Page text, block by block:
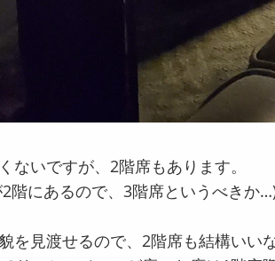
ないですが、2階席もあります。
階にあるので、3階席というべきか
を見渡せるので、2階席も結構いい